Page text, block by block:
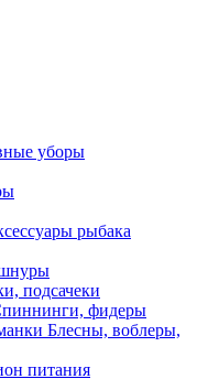
уборы
рыбака
подсачеки
фидеры
Блесны, воблеры,